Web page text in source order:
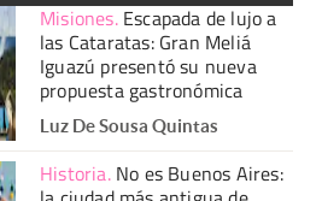
Misiones. Escapada de lujo a
las Cataratas: Gran Meliá
Iguazú presentó su nueva
propuesta gastronómica
Luz De Sousa Quintas
Historia. No es Buenos Aires: